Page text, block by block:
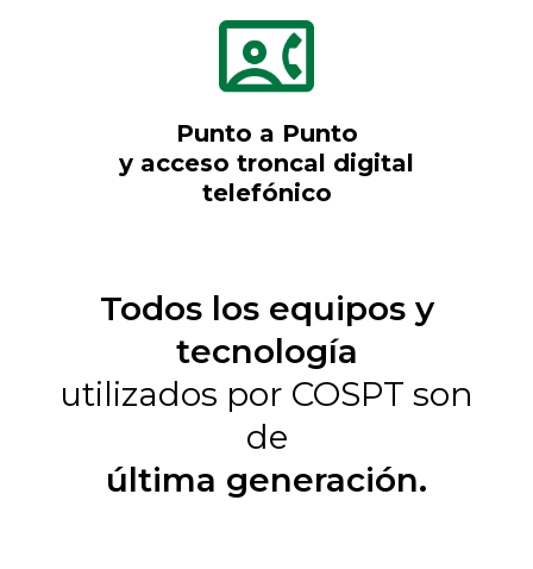
Punto a Punto
y acceso troncal digital
telefónico
Todos los equipos y
tecnología
utilizados por COSPT son
de
última generación.